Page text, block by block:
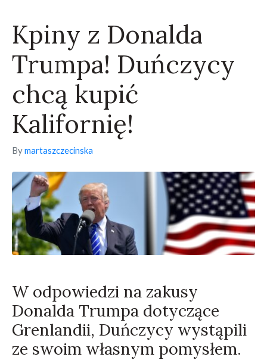
Kpiny z Donalda
Trumpa! Duńczycy
chcą kupić
Kalifornię!
Bymartaszczecinska
W odpowiedzi na zakusy
Donalda Trumpa dotyczące
Grenlandii, Duńczycy wystąpili
ze swoim własnym pomysłem.